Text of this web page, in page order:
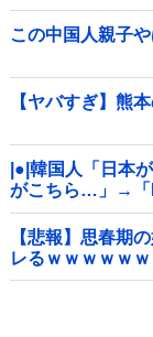
この中国人親子
【ヤバすぎ】熊
|●|韓国人「日本
がこちら…」→「
国の反応
【悲報】思春期
レるｗｗｗｗｗｗ